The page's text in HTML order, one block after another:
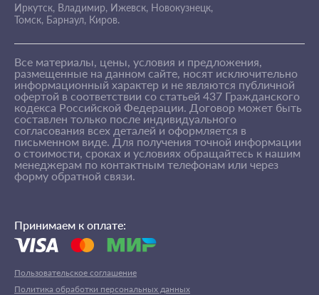
Принимаем к оплате:
Иркутск, Владимир, Ижевск, Новокузнецк,
Томск, Барнаул, Киров.
Все материалы, цены, условия и предложения,
размещенные на данном сайте, носят исключительно
информационный характер и не являются публичной
офертой в соответствии со статьей 437 Гражданского
кодекса Российской Федерации. Договор может быть
составлен только после индивидуального
согласования всех деталей и оформляется в
письменном виде. Для получения точной информации
о стоимости, сроках и условиях обращайтесь к нашим
менеджерам по контактным телефонам или через
форму обратной связи.
Пользовательское соглашение
Политика обработки персональных данных